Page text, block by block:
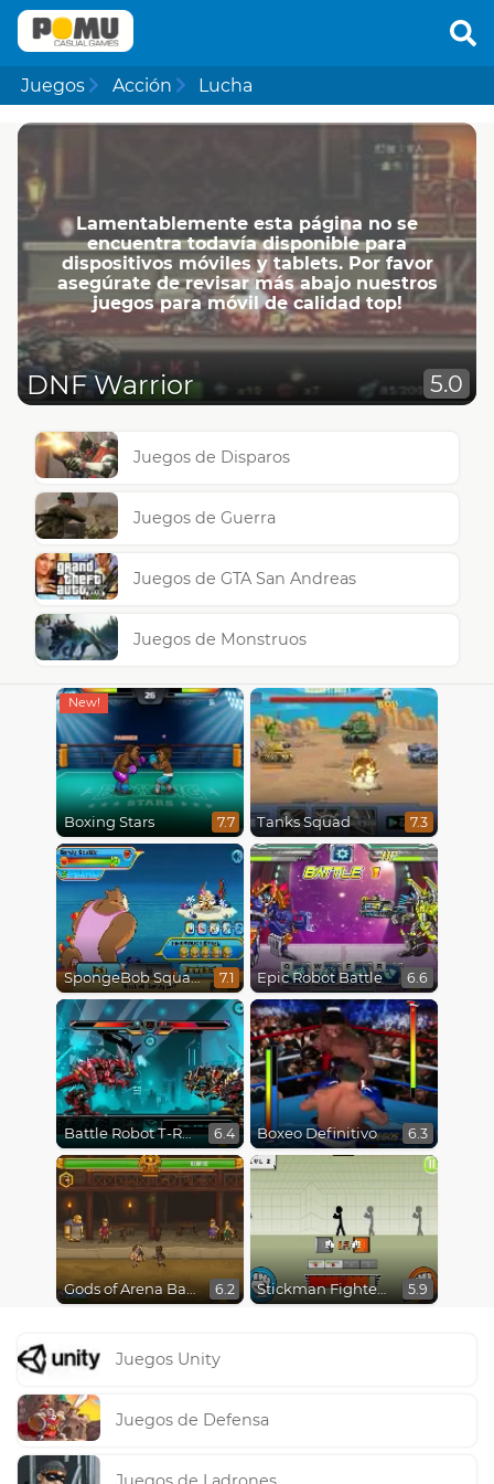
Juegos Acción Lucha
Lamentablemente esta página no se
encuentra todavía disponible para
dispositivos móviles y tablets. Por favor
asegúrate de revisar más abajo nuestros
juegos para móvil de calidad top!
DNF Warrior 5.0
Juegos de Disparos
Juegos de Guerra
Juegos de GTA San Andreas
Juegos de Monstruos
Boxing Stars 7.7 Tanks Squad 7.3
SpongeBob SquarePants : Monster Island Adventures 7.1 Epic Robot Battle 6.6
Battle Robot T-Rex Age 6.4 Boxeo Definitivo 6.3
Gods of Arena Battles 6.2 Stickman Fighter Epic Battles 5.9
Juegos Unity
Juegos de Defensa